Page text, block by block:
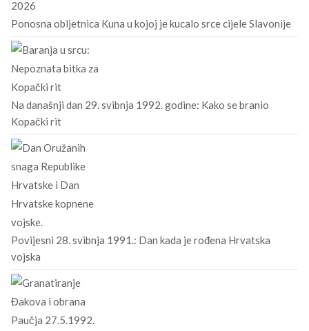
Ponosna obljetnica Kuna u kojoj je kucalo srce cijele Slavonije
Na današnji dan 29. svibnja 1992. godine: Kako se branio
Kopački rit
Povijesni 28. svibnja 1991.: Dan kada je rođena Hrvatska
vojska